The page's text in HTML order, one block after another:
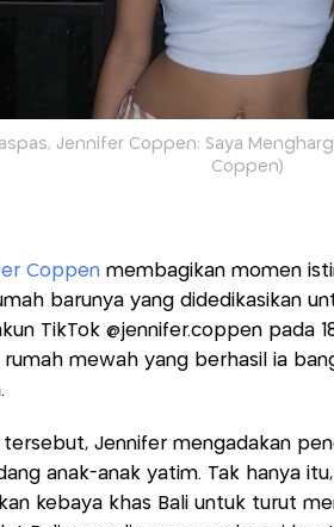
Jennifer Coppen: Saya
Coppen)
Coppenmembagikan momen
barunya yang didedikasikan
TikTok @jennifer.coppen pada
mewah yang berhasil ia
tersebut, Jennifer mengadakan
anak-anak yatim. Tak hanya
kebaya khas Bali untuk turut